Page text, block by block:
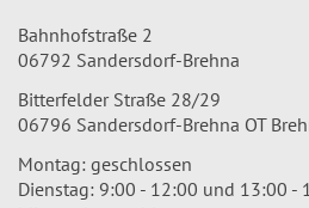
Bahnhofstraße 2
06792 Sandersdorf-Brehna
Bitterfelder Straße 28/29
06796 Sandersdorf-Brehna OT
Montag: geschlossen
Dienstag: 9:00 - 12:00 und 13:00 -